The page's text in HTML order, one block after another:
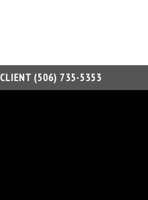
CLIENT (506) 735-5353